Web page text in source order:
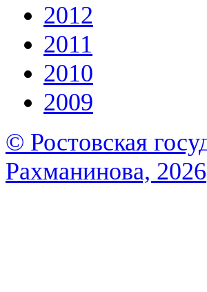
2012
2011
2010
2009
© Ростовская
Рахманинова, 2026